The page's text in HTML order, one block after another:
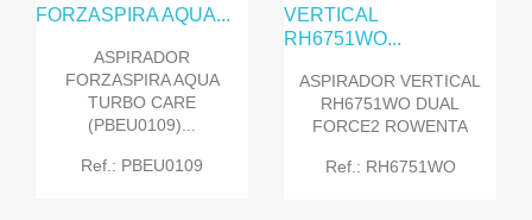
ASPIRADOR
FORZASPIRA AQUA
TURBO CARE
(PBEU0109)...
Ref.: PBEU0109
ASPIRADOR VERTICAL
RH6751WO DUAL
FORCE2 ROWENTA
Ref.: RH6751WO